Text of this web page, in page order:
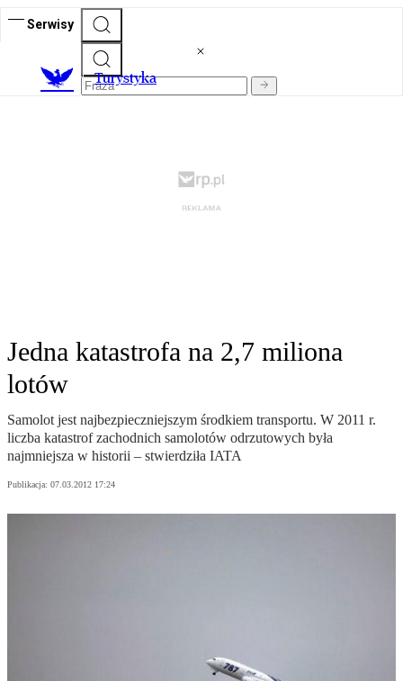
Serwisy
Turystyka
Jedna katastrofa na 2,7 miliona
lotów
Samolot jest najbezpieczniejszym środkiem transportu. W 2011 r.
liczba katastrof zachodnich samolotów odrzutowych była
najmniejsza w historii – stwierdziła IATA
Publikacja: 07.03.2012 17:24